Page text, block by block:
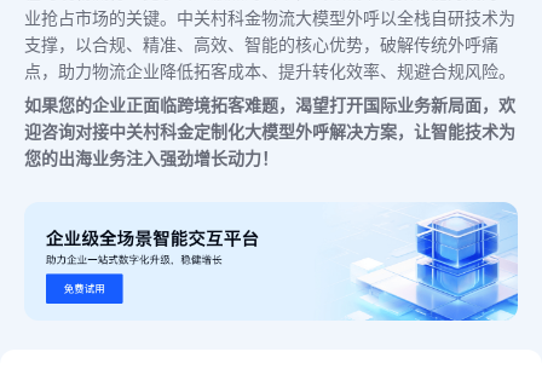
业抢占市场的关键。中关村科金物流大模型外呼以全栈自研技术为
支撑，以合规、精准、高效、智能的核心优势，破解传统外呼痛
点，助力物流企业降低拓客成本、提升转化效率、规避合规风险。
如果您的企业正面临跨境拓客难题，渴望打开国际业务新局面，欢
迎咨询对接中关村科金定制化大模型外呼解决方案，让智能技术为
您的出海业务注入强劲增长动力！